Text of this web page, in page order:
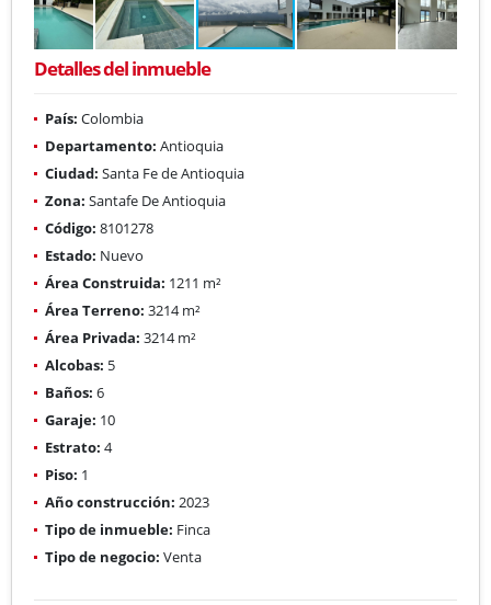
Detalles del inmueble
País: Colombia
Departamento: Antioquia
Ciudad: Santa Fe de Antioquia
Zona: Santafe De Antioquia
Código: 8101278
Estado: Nuevo
Área Construida: 1211 m²
Área Terreno: 3214 m²
Área Privada: 3214 m²
Alcobas: 5
Baños: 6
Garaje: 10
Estrato: 4
Piso: 1
Año construcción: 2023
Tipo de inmueble: Finca
Tipo de negocio: Venta